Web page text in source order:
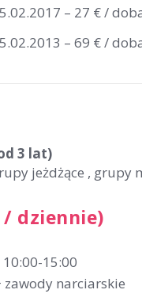
– 27 € /
– 69 € /
3 lat)
jeżdżące , grupy
dziennie)
15:00
zawody narciarskie